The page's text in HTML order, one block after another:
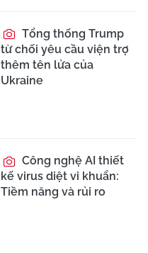
Tổng thống Trump
từ chối yêu cầu viện trợ
thêm tên lửa của
Ukraine
Công nghệ AI thiết
kế virus diệt vi khuẩn:
Tiềm năng và rủi ro